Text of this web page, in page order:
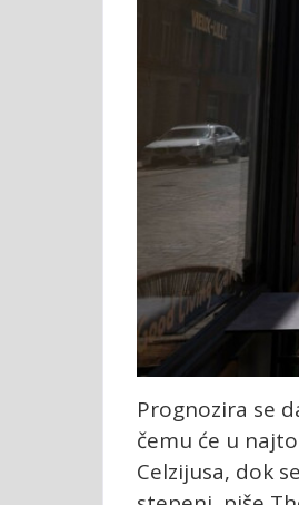
Prognozira se
čemu će u
Celzijusa, dok